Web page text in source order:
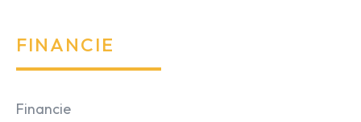
FINANCIE
Financie